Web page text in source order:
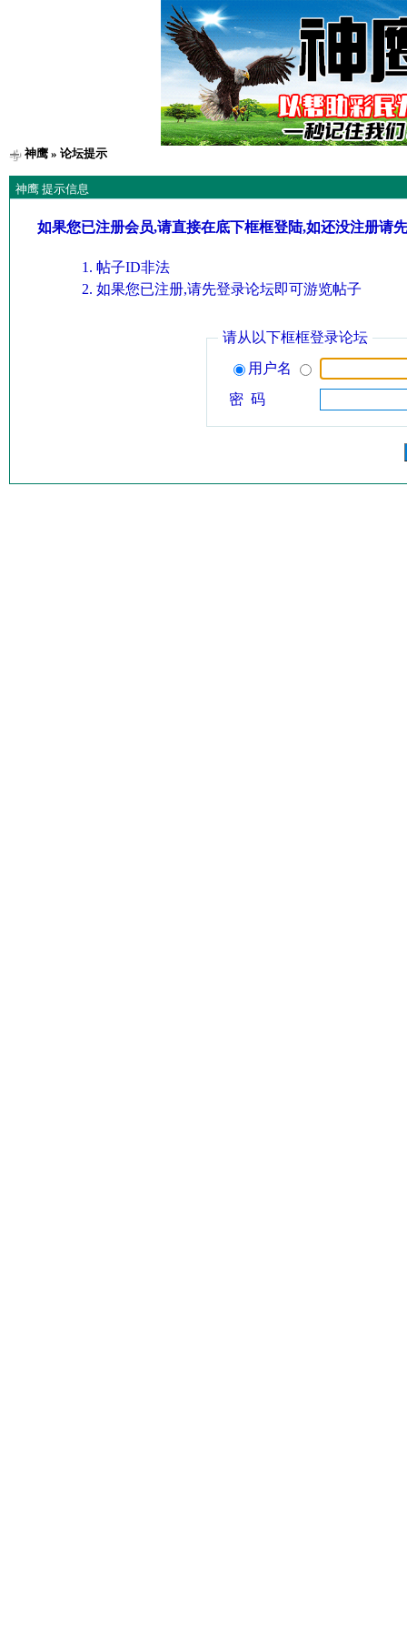
神鹰» 论坛提示
神鹰 提示信息
如果您已注册会员,请直接在底下框框登陆,如还没注册请
帖子ID非法
如果您已注册,请先登录论坛即可游览帖子
请从以下框框登录论坛
用户名
密 码